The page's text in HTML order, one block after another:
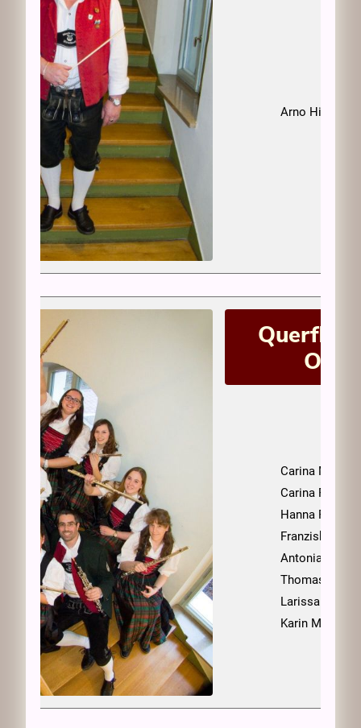
Arno Hirschka
Oboe
Carina Müller
Carina Pelzl
Hanna Riedl
Franziska
Antonia
Thomas Reiter
Larissa Jakob
Karin